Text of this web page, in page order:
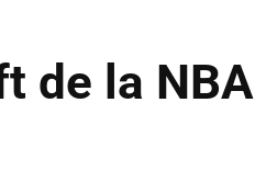
de la NBA